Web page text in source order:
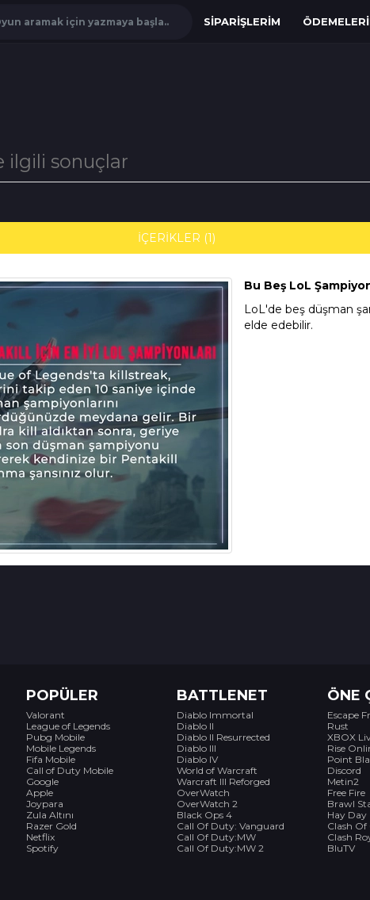
aramak için yazmaya başla.. SIPARIŞLERIM
ilgili sonuçlar
İÇERİKLER (1)
Bu Beş LoL
LoL'de beş düşman
elde edebilir.
POPÜLER
Valorant
League of Legends
Pubg Mobile
Mobile Legends
Fifa Mobile
Call of Duty Mobile
Google
Apple
Joypara
Zula Altını
Razer Gold
Netflix
Spotify
BATTLENET
Diablo Immortal
Diablo II
Diablo II Resurrected
Diablo III
Diablo IV
World of Warcraft
Warcraft III Reforged
OverWatch
OverWatch 2
Black Ops 4
Call Of Duty: Vanguard
Call Of Duty:MW
Call Of Duty:MW 2
ÖNE
Escape
Rust
XBOX
Rise
Point
Discord
Metin2
Free Fire
Brawl
Hay Day
Clash Of
Clash
BluTV